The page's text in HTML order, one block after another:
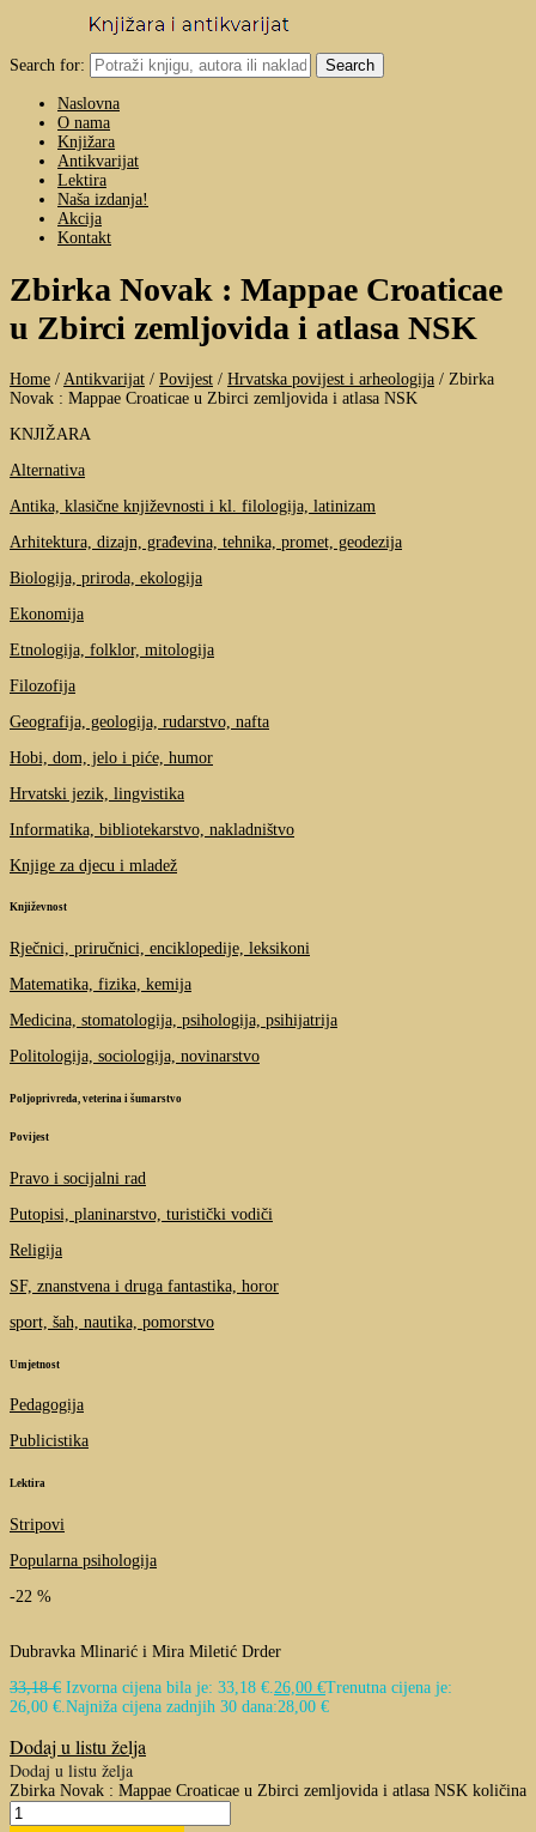
Search for:
Naslovna
O nama
Knjižara
Antikvarijat
Lektira
Naša izdanja!
Akcija
Kontakt
Zbirka Novak : Mappae Croaticae
u Zbirci zemljovida i atlasa NSK
Home / Antikvarijat / Povijest / Hrvatska povijest i arheologija / Zbirka
Novak : Mappae Croaticae u Zbirci zemljovida i atlasa NSK
KNJIŽARA
Alternativa
Antika, klasične književnosti i kl. filologija, latinizam
Arhitektura, dizajn, građevina, tehnika, promet, geodezija
Biologija, priroda, ekologija
Ekonomija
Etnologija, folklor, mitologija
Filozofija
Geografija, geologija, rudarstvo, nafta
Hobi, dom, jelo i piće, humor
Hrvatski jezik, lingvistika
Informatika, bibliotekarstvo, nakladništvo
Knjige za djecu i mladež
Književnost
Rječnici, priručnici, enciklopedije, leksikoni
Matematika, fizika, kemija
Medicina, stomatologija, psihologija, psihijatrija
Politologija, sociologija, novinarstvo
Poljoprivreda, veterina i šumarstvo
Povijest
Pravo i socijalni rad
Putopisi, planinarstvo, turistički vodiči
Religija
SF, znanstvena i druga fantastika, horor
sport, šah, nautika, pomorstvo
Umjetnost
Pedagogija
Publicistika
Lektira
Stripovi
Popularna psihologija
-22 %
Dubravka Mlinarić i Mira Miletić Drder
33,18€ Izvorna cijena bila je: 33,18 €.26,00 €Trenutna cijena je:
26,00 €.Najniža cijena zadnjih 30 dana:28,00 €
Dodaj u listu želja
Dodaj u listu želja
Zbirka Novak : Mappae Croaticae u Zbirci zemljovida i atlasa NSK količina